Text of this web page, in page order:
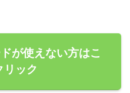
が使えない方はこ
リック